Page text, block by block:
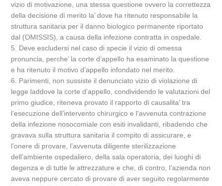
vizio di motivazione, una stessa questione ovvero la correttezza
della decisione di merito la’ dove ha ritenuto responsabile la
struttura sanitaria per il danno biologico permanente riportato
dal (OMISSIS), a causa della infezione contratta in ospedale.
5. Deve escludersi nel caso di specie il vizio di omessa
pronuncia, perche’ la corte d’appello ha esaminato la questione
e ha ritenuto il motivo d’appello infondato nel merito.
6. Parimenti, non sussiste il denunciato vizio di violazione di
legge laddove la corte d’appello, condividendo le valutazioni del
primo giudice, riteneva provato il rapporto di causalita’ tra
l’esecuzione dell’intervento chirurgico e l’avvenuta contrazione
della infezione nosocomiale con esiti invalidanti, ribadendo che
gravava sulla struttura sanitaria il compito di assicurare, e
l’onere di provare, l’avvenuta diligente sterilizzazione
dell’ambiente ospedaliero, della sala operatoria, dei luoghi di
degenza e di tutte le attrezzature e che, di contro, l’azienda non
aveva neppure cercato di provare di aver seguito regolarmente